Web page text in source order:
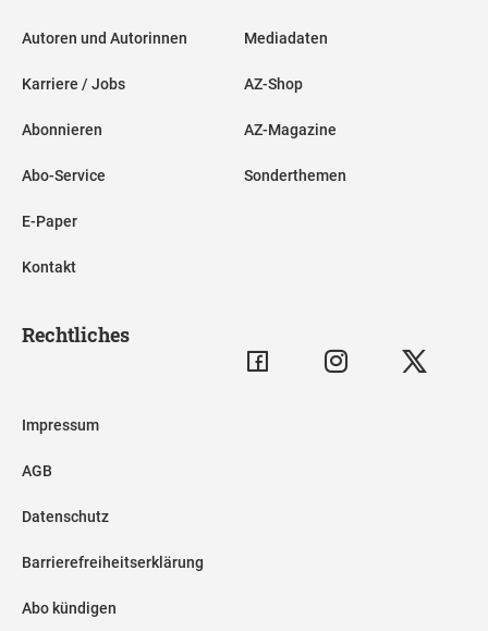
Autoren und Autorinnen
Karriere / Jobs
Abonnieren
Abo-Service
E-Paper
Kontakt
Mediadaten
AZ-Shop
AZ-Magazine
Sonderthemen
Rechtliches
Impressum
AGB
Datenschutz
Barrierefreiheitserklärung
Abo kündigen